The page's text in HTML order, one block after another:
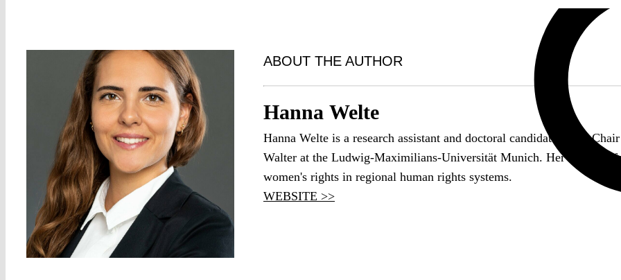
ABOUT THE AUTHOR
Hanna Welte
Hanna Welte is a research assistant and doctoral candidate at the
Walter at the Ludwig-Maximilians-Universität Munich. Her research
women's rights in regional human rights systems.
WEBSITE >>